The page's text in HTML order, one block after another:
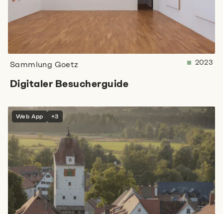
Sammlung Goetz 2023
Digitaler Besucherguide
Web App +3